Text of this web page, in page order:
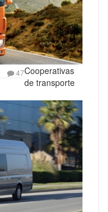
47Cooperativas
de transporte